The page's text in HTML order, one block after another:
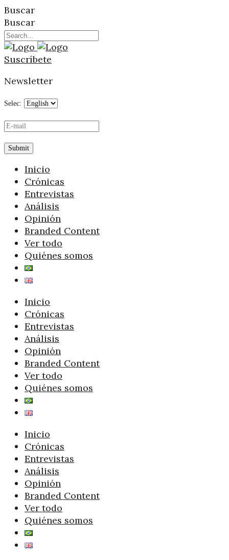
Buscar
Buscar
Suscríbete
Newsletter
Selec:
Inicio
Crónicas
Entrevistas
Análisis
Opinión
Branded Content
Ver todo
Quiénes somos
Inicio
Crónicas
Entrevistas
Análisis
Opinión
Branded Content
Ver todo
Quiénes somos
Inicio
Crónicas
Entrevistas
Análisis
Opinión
Branded Content
Ver todo
Quiénes somos